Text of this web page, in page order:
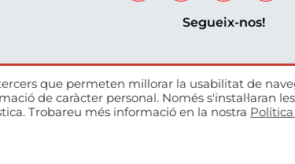
Segueix-nos!
que permeten millorar la usabilitat de
de caràcter personal. Només s'instal·laran
Trobareu més informació en la nostra